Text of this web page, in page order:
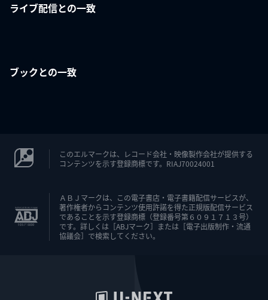
ライブ配信との一致
ブックとの一致
このエルマークは、レコード会社・映像製作会社が提供する
コンテンツを示す登録商標です。RIAJ70024001
ＡＢＪマークは、この電子書店・電子書籍配信サービスが、
著作権者からコンテンツ使用許諾を得た正規版配信サービス
であることを示す登録商標（登録番号第６０９１７１３号）
です。詳しくは［ABJマーク］または［電子出版制作・流通
協議会］で検索してください。